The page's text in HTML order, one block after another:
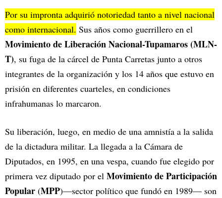
Por su impronta adquirió notoriedad tanto a nivel nacional
como internacional. Sus años como guerrillero en el
Movimiento de Liberación Nacional-Tupamaros (MLN-
T), su fuga de la cárcel de Punta Carretas junto a otros
integrantes de la organización y los 14 años que estuvo en
prisión en diferentes cuarteles, en condiciones
infrahumanas lo marcaron.
Su liberación, luego, en medio de una amnistía a la salida
de la dictadura militar. La llegada a la Cámara de
Diputados, en 1995, en una vespa, cuando fue elegido por
primera vez diputado por el Movimiento de Participación
Popular (MPP)—sector político que fundó en 1989— son